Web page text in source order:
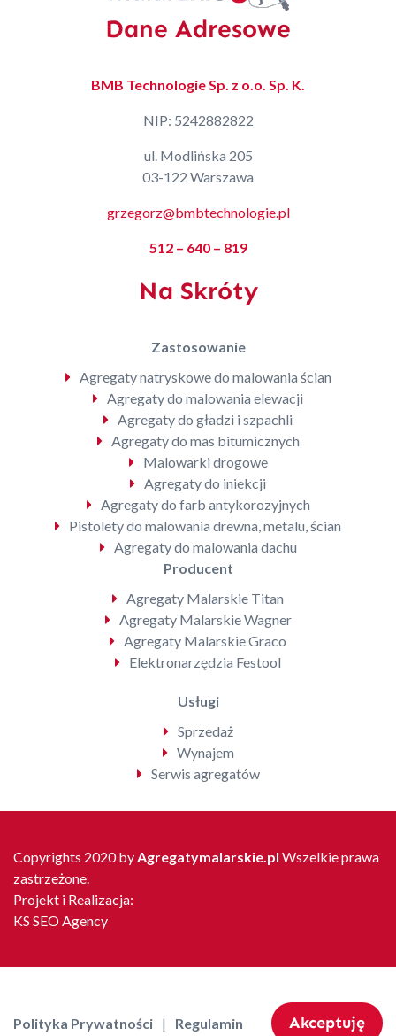
Dane Adresowe
BMB Technologie Sp. z o.o. Sp. K.
NIP: 5242882822
ul. Modlińska 205
03-122 Warszawa
grzegorz@bmbtechnologie.pl
512 – 640 – 819
Na Skróty
Zastosowanie
Agregaty natryskowe do malowania ścian
Agregaty do malowania elewacji
Agregaty do gładzi i szpachli
Agregaty do mas bitumicznych
Malowarki drogowe
Agregaty do iniekcji
Agregaty do farb antykorozyjnych
Pistolety do malowania drewna, metalu, ścian
Agregaty do malowania dachu
Producent
Agregaty Malarskie Titan
Agregaty Malarskie Wagner
Agregaty Malarskie Graco
Elektronarzędzia Festool
Usługi
Sprzedaż
Wynajem
Serwis agregatów
Copyrights 2020 byAgregatymalarskie.pl Wszelkie prawa
zastrzeżone.
Projekt i Realizacja:
KS SEO Agency
Polityka Prywatności Regulamin Akceptuję